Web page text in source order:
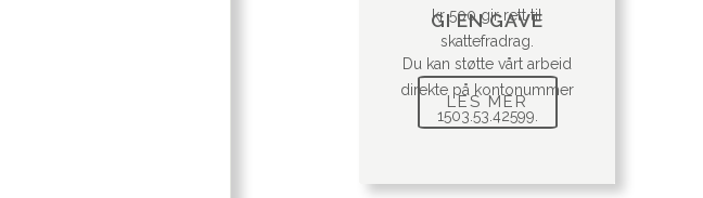
GI EN GAVE
Du kan støtte vårt arbeid
direkte på kontonummer
1503.53.42599.
kr 500 gir rett til
skattefradrag.
LES MER